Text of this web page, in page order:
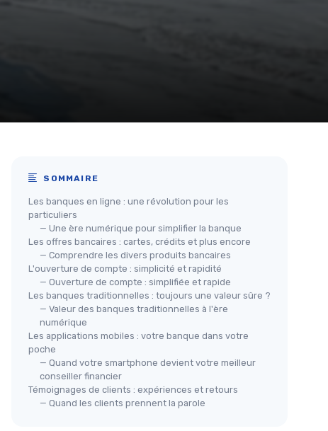
SOMMAIRE
Les banques en ligne : une révolution pour les
particuliers
— Une ère numérique pour simplifier la banque
Les offres bancaires : cartes, crédits et plus encore
— Comprendre les divers produits bancaires
L'ouverture de compte : simplicité et rapidité
— Ouverture de compte : simplifiée et rapide
Les banques traditionnelles : toujours une valeur sûre ?
— Valeur des banques traditionnelles à l'ère
numérique
Les applications mobiles : votre banque dans votre
poche
— Quand votre smartphone devient votre meilleur
conseiller financier
Témoignages de clients : expériences et retours
— Quand les clients prennent la parole